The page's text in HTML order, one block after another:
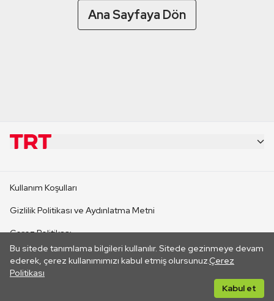
Ana Sayfaya Dön
Bu sitede tanımlama bilgileri kullanılır. Sitede gezinmeye devam
ederek, çerez kullanımımızı kabul etmiş olursunuz.Çerez
Politikası
Kabul et
CANLI YAYINLAR
Kullanım Koşulları
Gizlilik Politikası ve Aydınlatma Metni
Çerez Politikası
İletişim
Her hakkı saklıdır. ©2026 TRT. Bağlantı yoluyla gidilen dış